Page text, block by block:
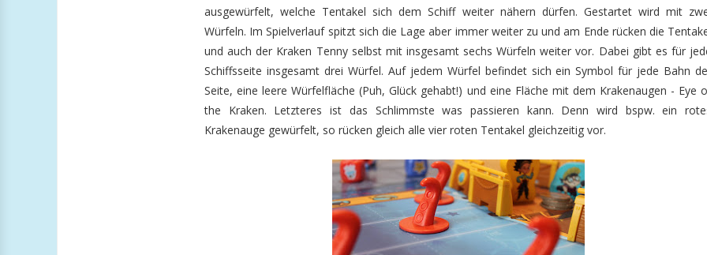
ausgewürfelt, welche Tentakel sich dem Schiff weiter nähern dürfen. Gestartet wird mit
Würfeln. Im Spielverlauf spitzt sich die Lage aber immer weiter zu und am Ende rücken die
und auch der Kraken Tenny selbst mit insgesamt sechs Würfeln weiter vor. Dabei gibt es für
Schiffsseite insgesamt drei Würfel. Auf jedem Würfel befindet sich ein Symbol für jede Bahn
Seite, eine leere Würfelfläche (Puh, Glück gehabt!) und eine Fläche mit dem Krakenaugen - Eye
the Kraken. Letzteres ist das Schlimmste was passieren kann. Denn wird bspw. ein
Krakenauge gewürfelt, so rücken gleich alle vier roten Tentakel gleichzeitig vor.